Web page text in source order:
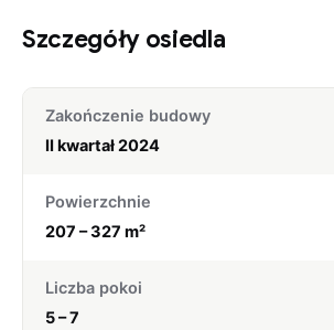
Szczegóły osiedla
Zakończenie budowy
II kwartał 2024
Powierzchnie
207 – 327 m²
Liczba pokoi
5 – 7